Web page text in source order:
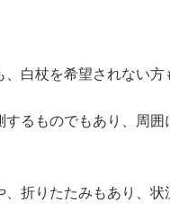
白杖を希望されない方
るものでもあり、周
、折りたたみもあり、